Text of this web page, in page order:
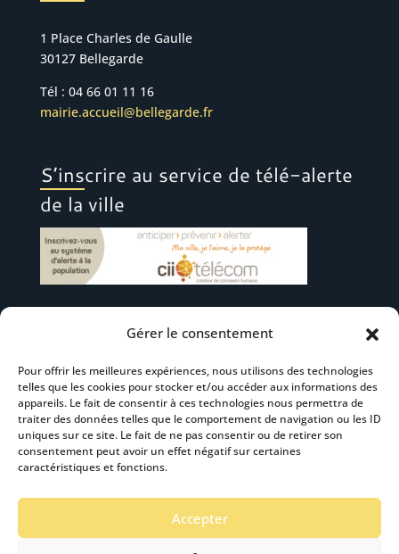
Gérer le consentement
Pour offrir les meilleures expériences, nous utilisons des technologies
telles que les cookies pour stocker et/ou accéder aux informations des
appareils. Le fait de consentir à ces technologies nous permettra de
traiter des données telles que le comportement de navigation ou les ID
uniques sur ce site. Le fait de ne pas consentir ou de retirer son
consentement peut avoir un effet négatif sur certaines
caractéristiques et fonctions.
Accepter
1 Place Charles de Gaulle
30127 Bellegarde
Tél : 04 66 01 11 16
mairie.accueil@bellegarde.fr
S’inscrire au service de télé-alerte
de la ville
Suivez-nous
S’abonner à la newsletter